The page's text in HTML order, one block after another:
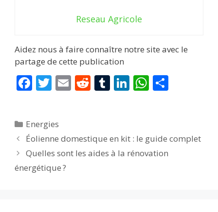
Reseau Agricole
Aidez nous à faire connaître notre site avec le
partage de cette publication
F
ac
b
o
o
k
T
w
er
E
m
R
e
t
T
u
r
Li
n
dI
n
W
h
A
p
er
Catégories
Energies
Éolienne domestique en kit : le guide complet
Quelles sont les aides à la rénovation
énergétique ?